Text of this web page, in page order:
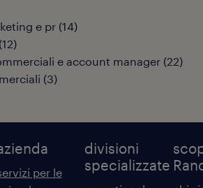
e pr (14)
(12)
e account manager (22)
(3)
per le
divisioni
specializzate